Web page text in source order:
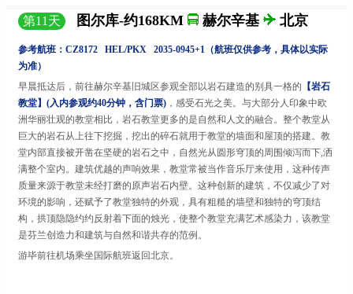
第11天 图尔库-约168KM 赫尔辛基 北京
参考航班： CZ8172 HEL/PKX 2035-0945+1（航班仅供参考，具体以实际
为准）
早晨抵达后，前往赫尔辛基旧城区参观全部以岩石建造的别具一格的 【岩石
教堂】 (入内参观约40分钟，含门票) ，感受石光之美。与大部分人印象中欧
洲华丽壮观的教堂相比，岩石教堂更多的是自然和人文的融合。整个教堂从
巨大的岩石从上往下挖掘，挖出的碎石就用于教堂的墙面和屋顶的搭建。教
堂内部直接被开凿在坚硬的岩石之中，自然光从圆形穹顶的周围倾泻而下,洒
满整个室内。建筑优越的声响效果，教堂常被当作音乐厅来使用，这种传声
质量来源于教堂未经打磨的原声岩石内壁。这种创新的建筑，不仅减少了对
环境的影响，还赋予了教堂独特的外观，具有粗糙的墙壁和独特的穹顶结
构，拱顶隐隐约约反射着下面的烛光，使整个教堂充满艺术感染力，该教堂
是芬兰创造力和建筑与自然和谐共存的范例。
游毕前往机场乘坐国际航班返回北京。